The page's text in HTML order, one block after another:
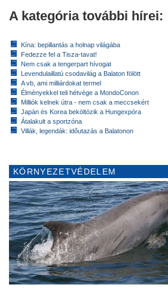
A kategória további hírei:
Kína: bepillantás a holnap világába
Fedezze fel a Tisza-tavat!
Nem csak a tengerpart hívogat
Levendulaillatú csodavilág a Balaton fölött
A vb, ami milliárdokat termel
Élményekkel teli hétvége a MondoConon
Milliók kelnek útra - nem csak a meccsekért
Japán és Korea beköltözik a Hungexpóra
Átalakult a sportzóna
Villák, legendák: időutazás a Balatonon
KÖRNYEZETVÉDELEM